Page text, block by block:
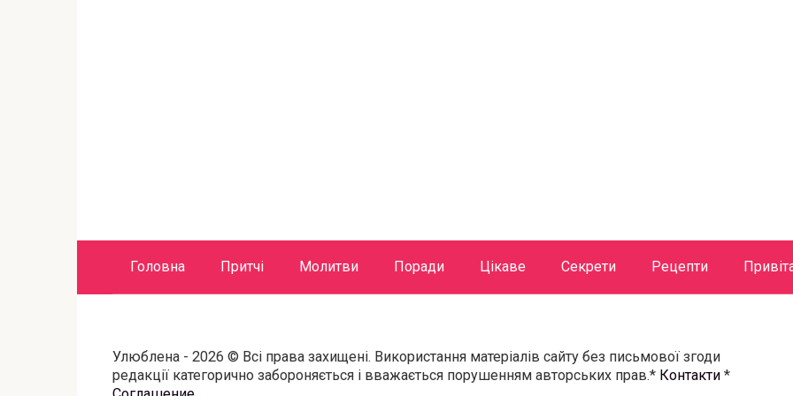
Головна Притчі Молитви Поради Цікаве Секрети Рецепти
Улюблена - 2026 © Всі права захищені. Використання матеріалів сайту без письмової згоди
редакції категорично забороняється і вважається порушенням авторських прав.* Контакти *